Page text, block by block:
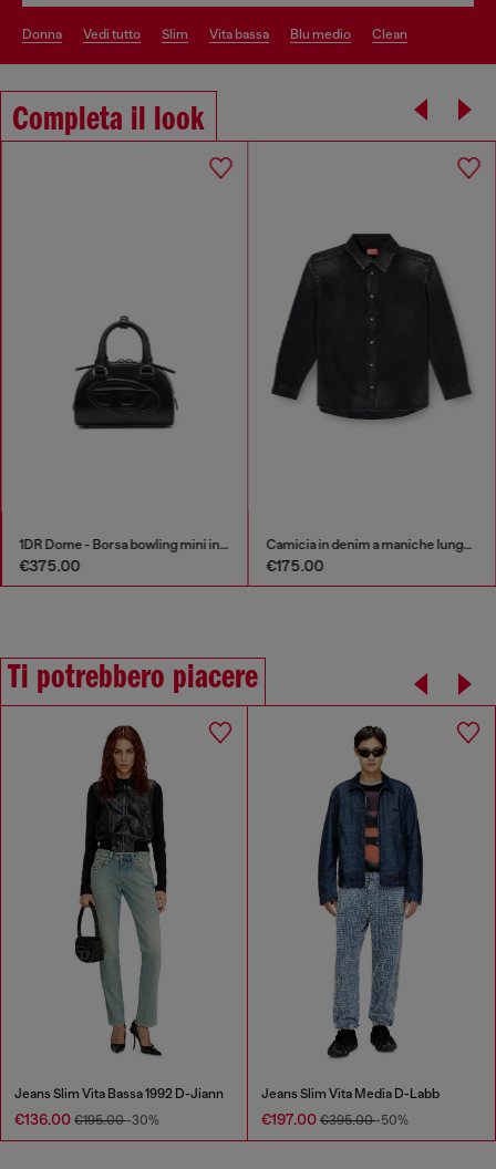
donna vedi tutto slim vita bassa blu medio clean
Completa il look
1DR Dome - Borsa bowling mini in pelle
€375.00
Camicia in denim a maniche lunghe
€175.00
Ti potrebbero piacere
Jeans Slim Vita Bassa 1992 D-Jiann
€136.00 €195.00-30%
Jeans Slim Vita Media D-Labb
€197.00 €395.00-50%